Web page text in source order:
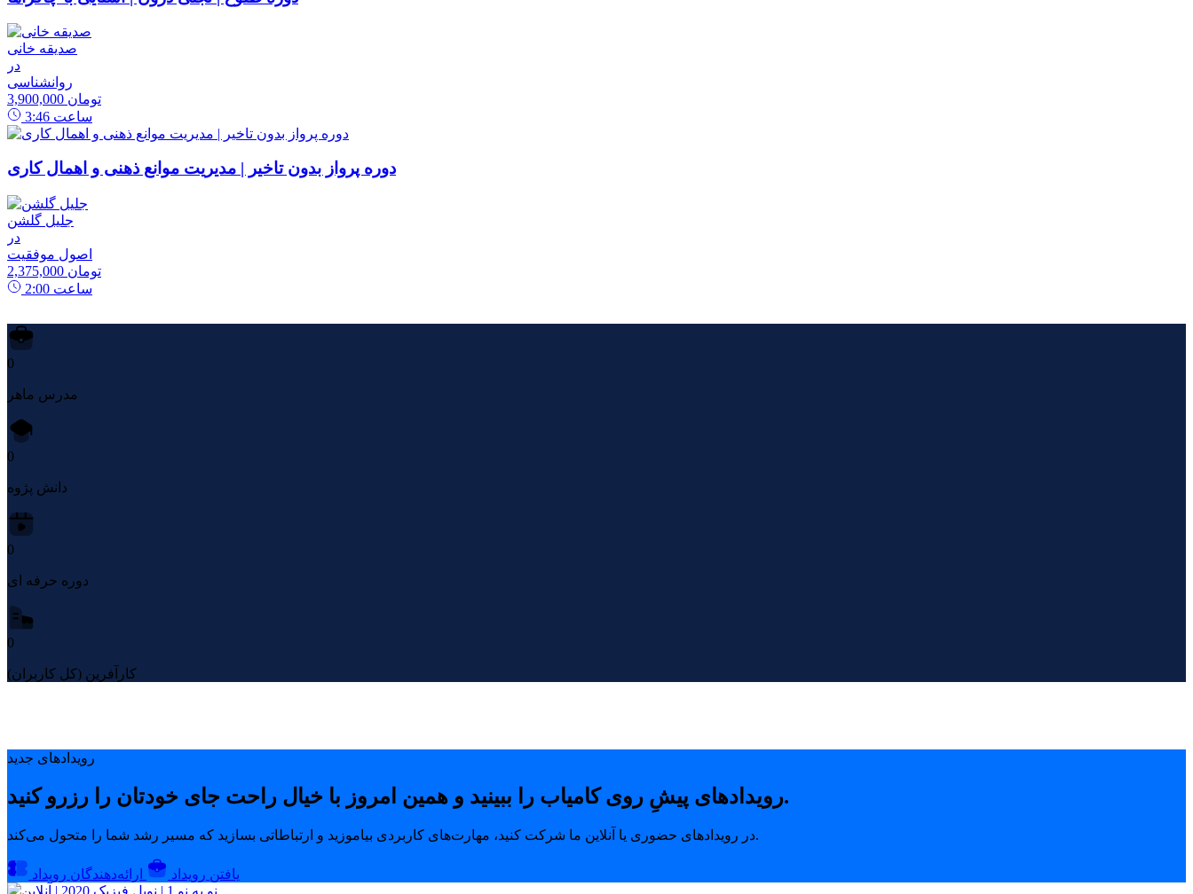
صدیقه خانی
در
روانشناسی
3,900,000 تومان
3:46 ساعت
دوره پرواز بدون تاخیر | مدیریت موانع ذهنی و اهمال کاری
جلیل گلشن
در
اصول موفقیت
2,375,000 تومان
2:00 ساعت
0
مدرس ماهر
0
دانش پژوه
0
دوره حرفه ای
0
کارآفرین (کل کاربران)
رویدادهای جدید
رویدادهای پیشِ روی کامیاب را ببینید و همین امروز با خیال راحت جای خودتان را رزرو کنید.
در رویدادهای حضوری یا آنلاین ما شرکت کنید، مهارت‌های کاربردی بیاموزید و ارتباطاتی بسازید که مسیر رشد شما را متحول می‌کند.
یافتن رویداد ارائه‌دهندگان رویداد